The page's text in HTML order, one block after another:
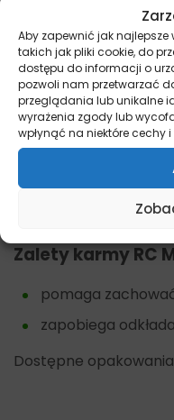
Aby zapewnić jak
takich jak pliki cookie, do
dostępu do informacji o
pozwoli nam przetwarzać
przeglądania lub unikalne
wyrażenia zgody lub
wpłynąć na niektóre cechy i
Inne specjalistyczne
tutaj –Pies – Dieta
Główne cechy
specjalnie
unikalny kształt
związki wiążące
dla dorosłych
Zalety karmy RC
pomaga
zapobiega
Dostępne